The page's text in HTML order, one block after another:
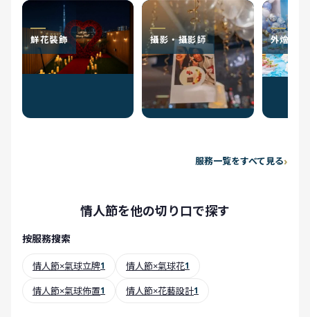
鮮花裝飾 攝影・攝影師 外燴服務
服務一覧をすべて見る
情人節を他の切り口で探す
按服務搜索
情人節×氣球立牌1 情人節×氣球花1
情人節×氣球佈置1 情人節×花藝設計1